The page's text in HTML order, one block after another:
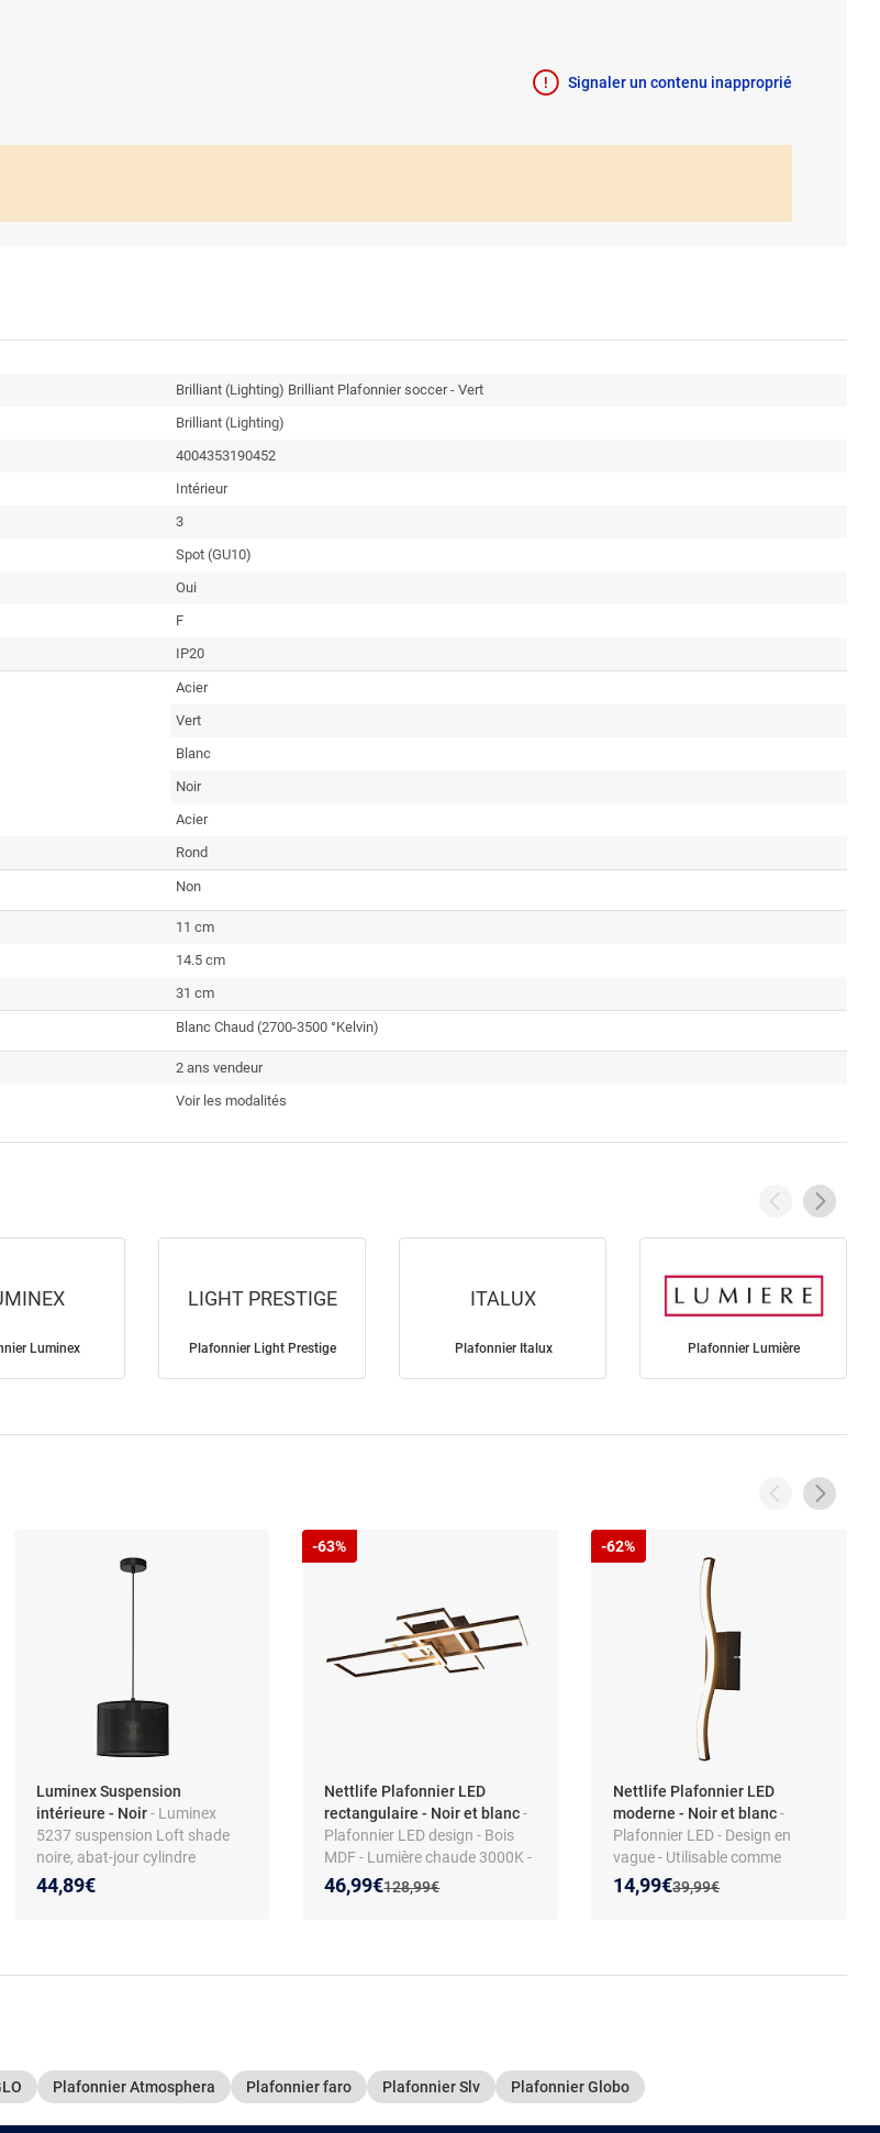
Signaler un contenu inapproprié
Brilliant (Lighting) Brilliant Plafonnier soccer - Vert
Brilliant (Lighting)
4004353190452
Intérieur
3
Spot (GU10)
Oui
F
IP20
Acier
Vert
Blanc
Noir
Acier
Rond
Non
11 cm
14.5 cm
31 cm
Blanc Chaud (2700-3500 °Kelvin)
2 ans vendeur
Voir les modalités
Luminex
LIGHT PRESTIGE
Plafonnier Light Prestige
ITALUX
Plafonnier Italux Plafonnier Lumière
Luminex Suspension
intérieure - Noir- Luminex
5237 suspension Loft shade
noire, abat-jour cylindre
diamètre 250
44,89€
Nettlife Plafonnier LED
rectangulaire - Noir et blanc-
Plafonnier LED design - Bois
MDF - Lumière chaude 3000K -
Luminosité variable
Ancien prix :
128,99€
Nouveau prix :
46,99€
Réduction de :
-63%
Nettlife Plafonnier LED
moderne - Noir et blanc-
Plafonnier LED - Design en
vague - Utilisable comme
applique murale - 3000K Blanc
chaud
Ancien prix :
39,99€
Nouveau prix :
14,99€
Réduction de :
-62%
Plafonnier Atmosphera Plafonnier faro Plafonnier Slv Plafonnier Globo